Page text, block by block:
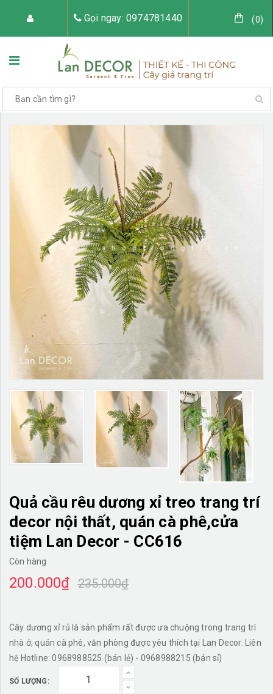
Gọi ngay: 0974781440 (0)
TRANG CHỦ VỀ LAN DECOR
CÂY GIẢ TRANG TRÍ TIỂU CẢNH CÂY GIẢ
TƯỜNG CÂY GIẢ KHĂN TRẢI BÀN
TƯ VẤN LIÊN HỆ
Quả cầu rêu dương xỉ treo trang trí
decor nội thất, quán cà phê,cửa
tiệm Lan Decor - CC616
Còn hàng
200.000₫ 235.000₫
Cây dương xỉ rủ là sản phẩm rất được ưa chuộng trong trang trí
nhà ở, quán cà phê, văn phòng được yêu thích tại Lan Decor. Liên
hệ Hotline: 0968988525 (bán lẻ) - 0968988215 (bán sỉ)
SỐ LƯỢNG: